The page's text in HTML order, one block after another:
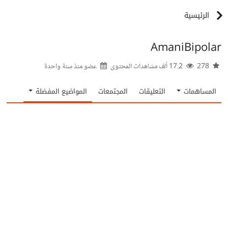
الرئيسية
AmaniBipolar
عضو منذسنة واحدة
المساهمات التعليقات المجتمعات المواضيع المفضلة